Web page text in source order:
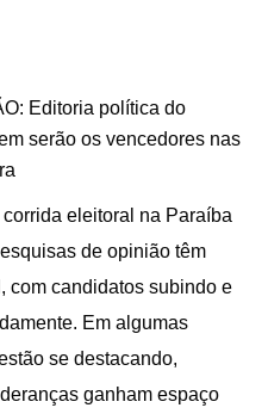
eleitoral na Paraíba
de opinião têm
com candidatos subindo e
Em algumas
se destacando,
ganham espaço